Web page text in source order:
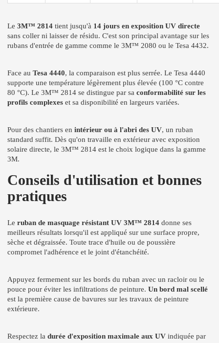
Le 3M™ 2814 tient jusqu'à 14 jours en exposition UV directe
sans coller ni laisser de résidu. C'est son principal avantage sur les
rubans d'entrée de gamme comme le 3M™ 2080 ou le Tesa 4432.
Face au Tesa 4440, la comparaison est plus serrée. Le Tesa 4440
supporte une température légèrement plus élevée (100 °C contre
80 °C). Le 3M™ 2814 se distingue par sa conformabilité sur les
profils complexes et sa disponibilité en largeurs variées.
Pour des chantiers en intérieur ou à l'abri des UV, un ruban
standard suffit. Dès qu'on travaille en extérieur avec exposition
solaire directe, le 3M™ 2814 est le choix logique dans la gamme
3M.
Conseils d'utilisation et bonnes
pratiques
Le ruban de masquage résistant UV 3M™ 2814 donne ses
meilleurs résultats lorsqu'il est appliqué sur une surface propre,
sèche et dégraissée. Toute trace d'huile ou de poussière
compromet l'adhérence et le joint d'étanchéité.
Appuyez fermement sur les bords du ruban avec un racloir ou le
pouce pour éviter les infiltrations de peinture. Un bord mal scellé
est la première cause de bavures sur les travaux de peinture
extérieure.
Respectez la durée d'exposition maximale aux UV indiquée par